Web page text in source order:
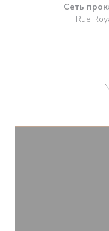
Сеть
Rue